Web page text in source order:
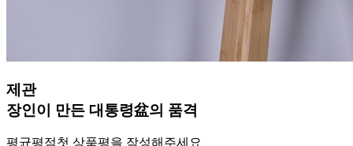
제관
장인이 만든 대통령盆의 품격
평균평점첫 상품평을 작성해주세요